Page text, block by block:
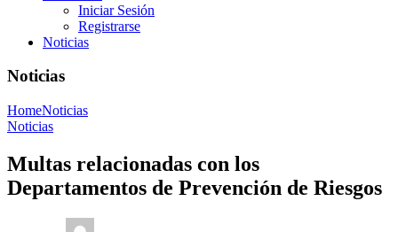
Iniciar Sesión
Registrarse
Noticias
Noticias
HomeNoticias
Noticias
Multas relacionadas con los
Departamentos de Prevención de Riesgos